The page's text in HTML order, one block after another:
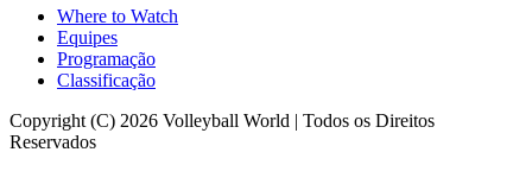
Where to Watch
Equipes
Programação
Classificação
Copyright (C) 2026 Volleyball World | Todos os Direitos
Reservados